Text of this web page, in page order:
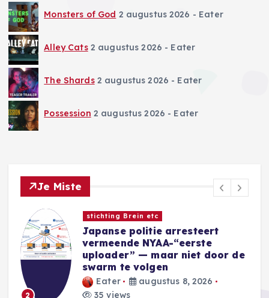
Monsters of God 2 augustus 2026 - Eater
Alley Cats 2 augustus 2026 - Eater
The Shards 2 augustus 2026 - Eater
Possession 2 augustus 2026 - Eater
Je Miste
3
Nieuwe Games
Sins of a Solar Empire II:
Harbinger introduceert nieuwe
Eidolon-factie
Blackwell
augustus 8, 2026
36 views